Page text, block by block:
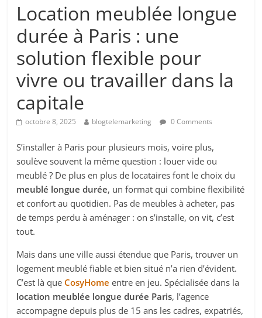
Location meublée longue
durée à Paris : une
solution flexible pour
vivre ou travailler dans la
capitale
octobre 8, 2025 blogtelemarketing 0 Comments
S’installer à Paris pour plusieurs mois, voire plus,
soulève souvent la même question : louer vide ou
meublé ? De plus en plus de locataires font le choix du
meublé longue durée, un format qui combine flexibilité
et confort au quotidien. Pas de meubles à acheter, pas
de temps perdu à aménager : on s’installe, on vit, c’est
tout.
Mais dans une ville aussi étendue que Paris, trouver un
logement meublé fiable et bien situé n’a rien d’évident.
C’est là que CosyHome entre en jeu. Spécialisée dans la
location meublée longue durée Paris, l’agence
accompagne depuis plus de 15 ans les cadres, expatriés,